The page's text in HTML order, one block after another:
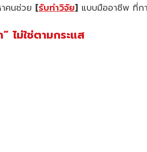
คนช่วย [รับทำวิจัย] แบบมืออาชีพ ที่ก
ไม่ใช่ตามกระแส